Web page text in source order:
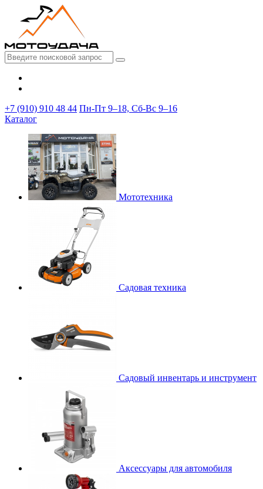
+7 (910) 910 48 44 Пн-Пт 9–18, Сб-Вс 9–16
Каталог
Мототехника
Садовая техника
Садовый инвентарь и инструмент
Аксессуары для автомобиля